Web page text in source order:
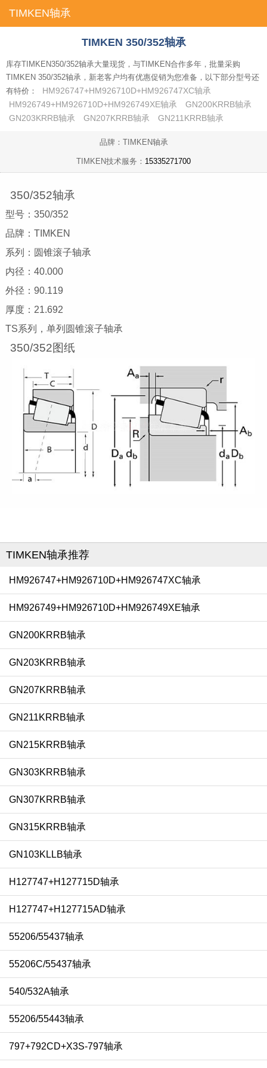
TIMKEN轴承
首页
TIMKEN 350/352轴承
库存TIMKEN350/352轴承大量现货，与TIMKEN合作多年，批量采购
TIMKEN 350/352轴承，新老客户均有优惠促销为您准备，以下部分型号还
有特价：
HM926747+HM926710D+HM926747XC轴承
HM926749+HM926710D+HM926749XE轴承
GN200KRRB轴承
GN203KRRB轴承
GN207KRRB轴承 GN211KRRB轴承
品牌：TIMKEN轴承
TIMKEN技术服务： 15335271700
350/352轴承
型号：350/352
品牌：TIMKEN
系列：圆锥滚子轴承
内径：40.000
外径：90.119
厚度：21.692
TS系列，单列圆锥滚子轴承
350/352图纸
TIMKEN轴承推荐
HM926747+HM926710D+HM926747XC轴承
HM926749+HM926710D+HM926749XE轴承
GN200KRRB轴承
GN203KRRB轴承
GN207KRRB轴承
GN211KRRB轴承
GN215KRRB轴承
GN303KRRB轴承
GN307KRRB轴承
GN315KRRB轴承
GN103KLLB轴承
H127747+H127715D轴承
H127747+H127715AD轴承
55206/55437轴承
55206C/55437轴承
540/532A轴承
55206/55443轴承
797+792CD+X3S-797轴承